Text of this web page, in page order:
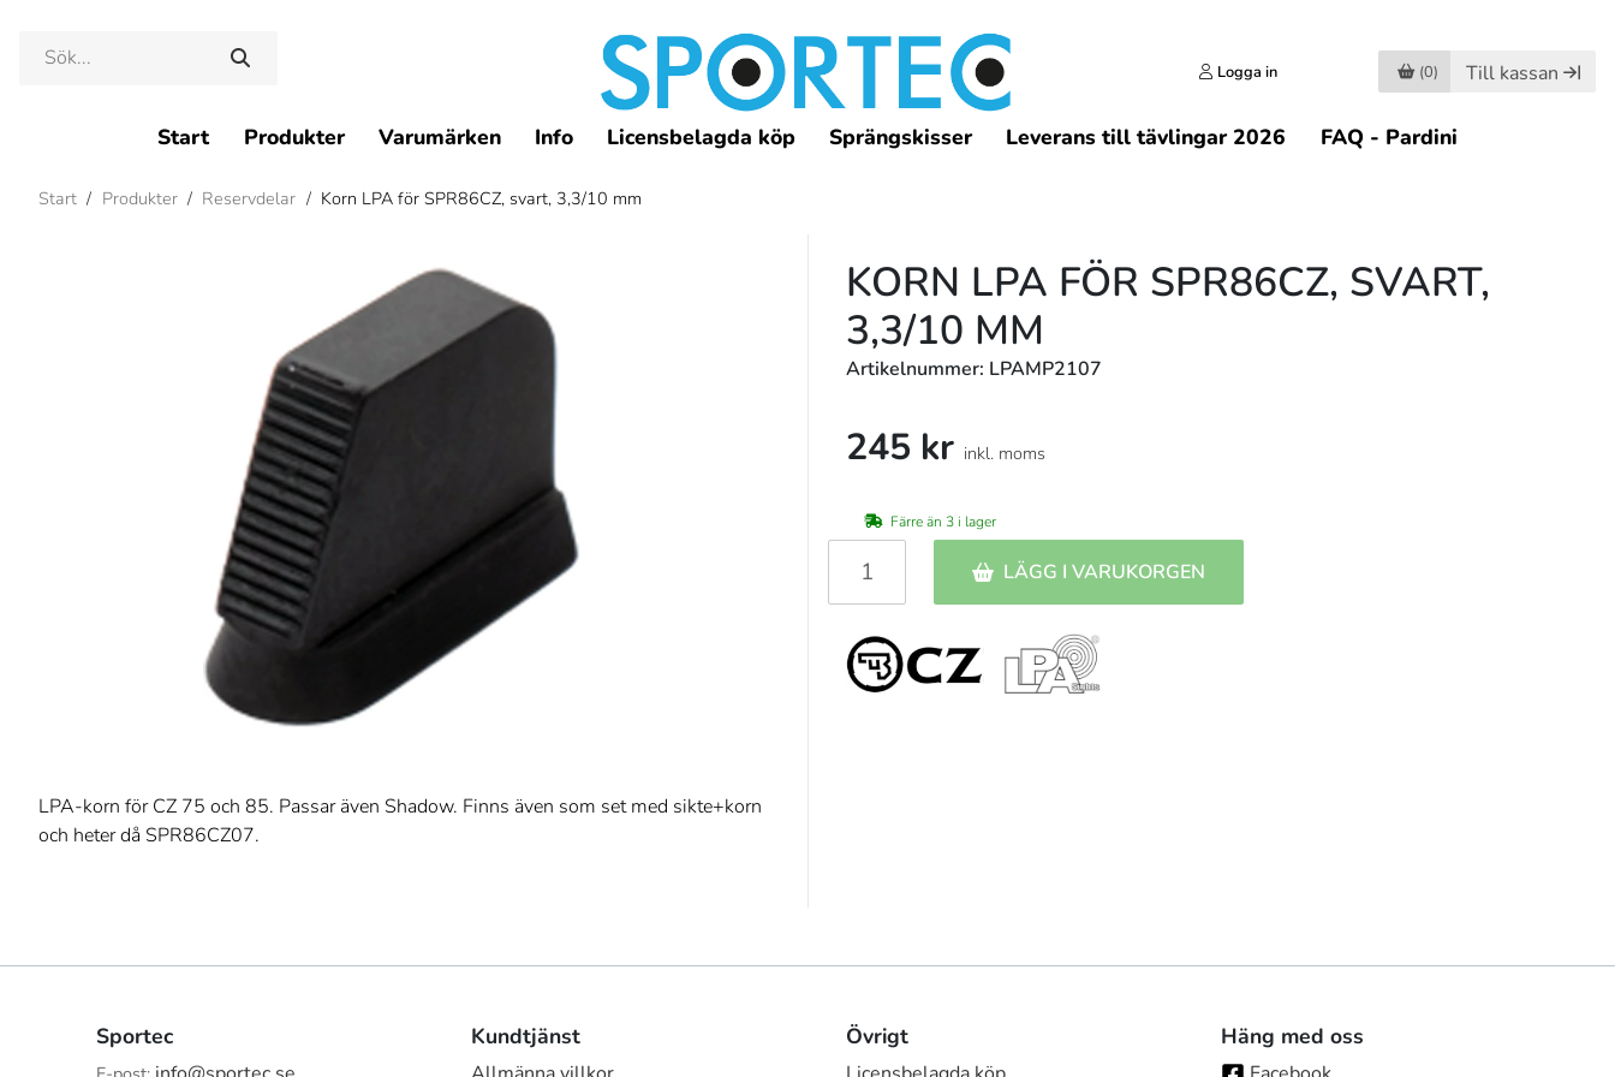
Logga in (0) Till kassan
Start Produkter Varumärken Info Licensbelagda köp Sprängskisser Leverans till tävlingar 2026 FAQ - Pardini
Start / Produkter / Reservdelar / Korn LPA för SPR86CZ, svart, 3,3/10 mm
KORN LPA FÖR SPR86CZ, SVART,
3,3/10 MM
Artikelnummer: LPAMP2107
245 kr inkl. moms
Färre än 3 i lager
LÄGG I VARUKORGEN
LPA-korn för CZ 75 och 85. Passar även Shadow. Finns även som set med sikte+korn
och heter då SPR86CZ07.
Sportec Kundtjänst Övrigt Häng med oss